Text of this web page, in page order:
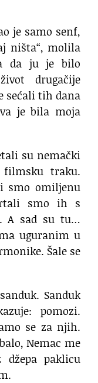
je samo senf,
ništa“, molila
da ju je bilo
drugačije
sećali tih dana
je bila moja
su nemački
traku.
smo omiljenu
smo ih s
A sad su tu…
uguranim u
Šale se
Sanduk
pomozi.
se za njih.
Nemac me
paklicu